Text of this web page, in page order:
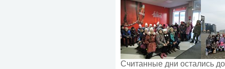
Считанные дни остались